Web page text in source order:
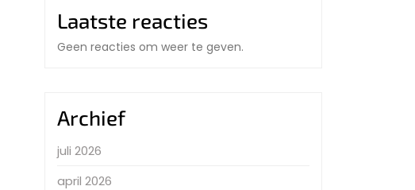
Laatste reacties
Geen reacties om weer te geven.
Archief
juli 2026
april 2026